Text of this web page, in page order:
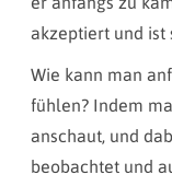
akzeptiert und ist
Wie kann man
fühlen? Indem
anschaut, und
beobachtet und